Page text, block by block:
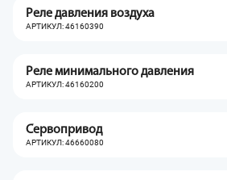
Реле давления воздуха
АРТИКУЛ: 46160390
Реле минимального давления
АРТИКУЛ: 46160200
Сервопривод
АРТИКУЛ: 46660080